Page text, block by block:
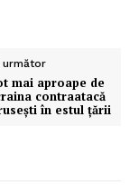
mai aproape de
contraatacă
în estul ţării